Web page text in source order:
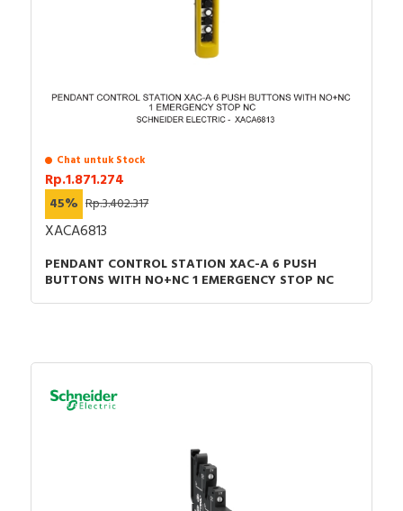
Chat untuk Stock
Rp.1.871.274
45% Rp.3.402.317
XACA6813
PENDANT CONTROL STATION XAC-A 6 PUSH
BUTTONS WITH NO+NC 1 EMERGENCY STOP NC